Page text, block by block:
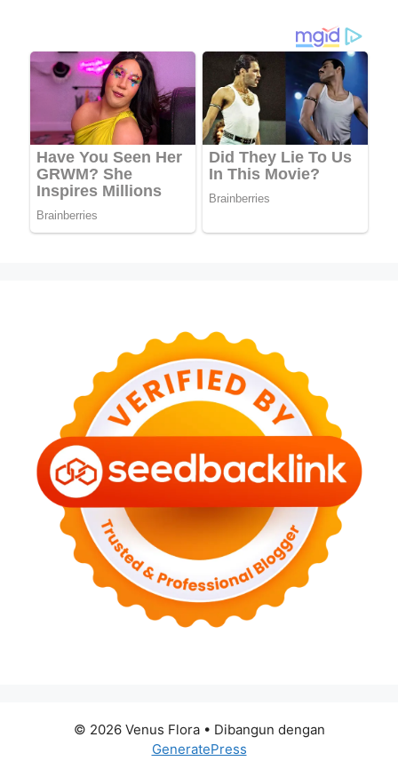
© 2026 Venus Flora• Dibangun dengan
GeneratePress